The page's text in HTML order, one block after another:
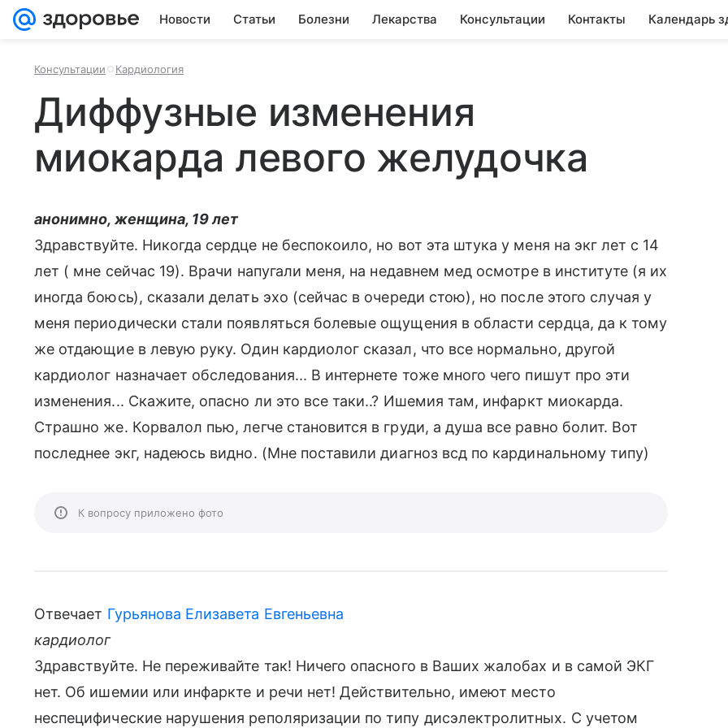
Новости Статьи Болезни Лекарства Консультации Контакты Календарь
Консультации Кардиология
Диффузные изменения
миокарда левого желудочка
анонимно, женщина, 19 лет
Здравствуйте. Никогда сердце не беспокоило, но вот эта штука у меня на экг лет с 14
лет ( мне сейчас 19). Врачи напугали меня, на недавнем мед осмотре в институте (я их
иногда боюсь), сказали делать эхо (сейчас в очереди стою), но после этого случая у
меня периодически стали появляться болевые ощущения в области сердца, да к тому
же отдающие в левую руку. Один кардиолог сказал, что все нормально, другой
кардиолог назначает обследования... В интернете тоже много чего пишут про эти
изменения... Скажите, опасно ли это все таки..? Ишемия там, инфаркт миокарда.
Страшно же. Корвалол пью, легче становится в груди, а душа все равно болит. Вот
последнее экг, надеюсь видно. (Мне поставили диагноз всд по кардинальному типу)
К вопросу приложено фото
Отвечает Гурьянова Елизавета Евгеньевна
кардиолог
Здравствуйте. Не переживайте так! Ничего опасного в Ваших жалобах и в самой ЭКГ
нет. Об ишемии или инфаркте и речи нет! Действительно, имеют место
неспецифические нарушения реполяризации по типу дисэлектролитных. С учетом